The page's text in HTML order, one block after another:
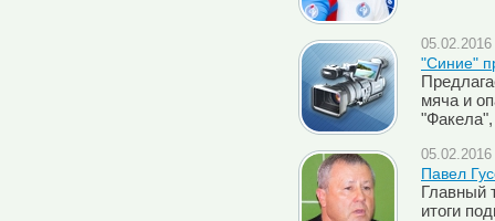
"Синие"
мяча и
Павел
Главный
итоги